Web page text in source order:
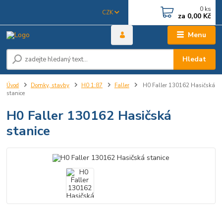
Menu
CZK
Hledat
0 ks
za 0,00 Kč
Úvod Domky, stavby H0 1:87 Faller
H0 Faller 130162 Hasičská
stanice
H0 Faller 130162 Hasičská
stanice